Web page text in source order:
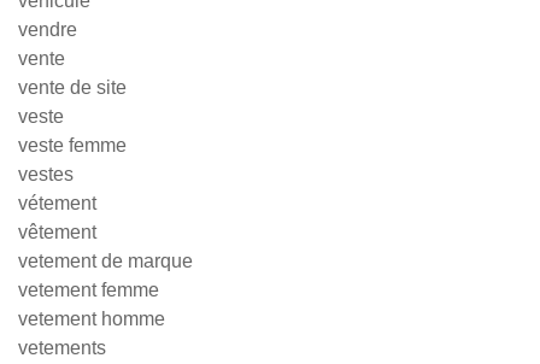
vendre
vente
vente de site
veste
veste femme
vestes
vétement
vêtement
vetement de marque
vetement femme
vetement homme
vetements